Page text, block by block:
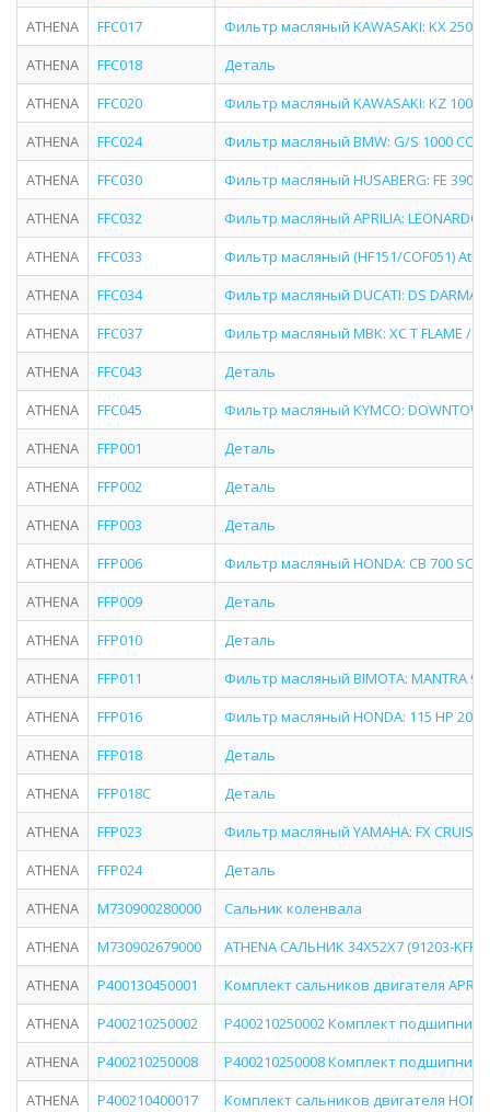
ATHENA
FFC017
Фильтр масляный KAWASAKI: KX 250 F
ATHENA
FFC018
Деталь
ATHENA
FFC020
Фильтр масляный KAWASAKI: KZ 1000
ATHENA
FFC024
Фильтр масляный BMW: G/S 1000 CON
ATHENA
FFC030
Фильтр масляный HUSABERG: FE 390
ATHENA
FFC032
Фильтр масляный APRILIA: LEONARDO
ATHENA
FFC033
Фильтр масляный (HF151/COF051)
ATHENA
FFC034
Фильтр масляный DUCATI: DS
ATHENA
FFC037
Фильтр масляный MBK: XC T FLAME / K
ATHENA
FFC043
Деталь
ATHENA
FFC045
Фильтр масляный KYMCO:
ATHENA
FFP001
Деталь
ATHENA
FFP002
Деталь
ATHENA
FFP003
Деталь
ATHENA
FFP006
Фильтр масляный HONDA: CB 700 SC
ATHENA
FFP009
Деталь
ATHENA
FFP010
Деталь
ATHENA
FFP011
Фильтр масляный BIMOTA: MANTRA
ATHENA
FFP016
Фильтр масляный HONDA: 115 HP
ATHENA
FFP018
Деталь
ATHENA
FFP018C
Деталь
ATHENA
FFP023
Фильтр масляный YAMAHA: FX
ATHENA
FFP024
Деталь
ATHENA
M730900280000
Сальник коленвала
ATHENA
M730902679000
ATHENA САЛЬНИК 34X52X7 (91203-KFF-
ATHENA
P400130450001
Комплект сальников двигателя
ATHENA
P400210250002
P400210250002 Комплект
ATHENA
P400210250008
P400210250008 Комплект
ATHENA
P400210400017 Комплект сальников двигателя